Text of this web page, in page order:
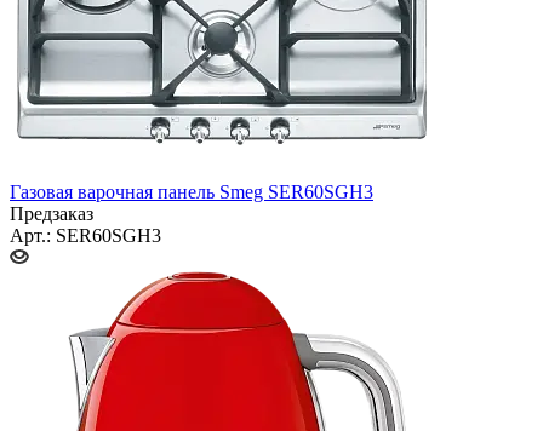
Газовая варочная панель Smeg SER60SGH3
Предзаказ
Арт.: SER60SGH3